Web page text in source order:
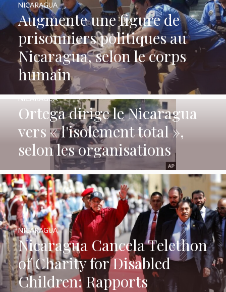
Augmente une figure de
prisonniers politiques au
Nicaragua, selon le corps
humain
NICARAGUA
Ortega dirige le Nicaragua
vers « l'isolement total »,
selon les organisations
NICARAGUA
Nicaragua Cancela Telethon
of Charity for Disabled
Children: Rapports
NICARAGUA